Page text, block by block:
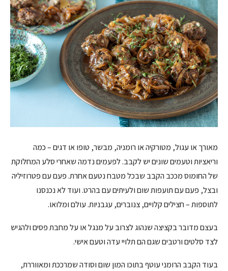
מאורך או עגול, מטורקיה או רומניה, מבשר, טופו או דגים – כמה
וריאציות וטעמים שונים יש לקבב. לפעמים נדמה שאחרי סלע המחלוקת
של החומוס מככב הקבב שבכל מטבח נטעם אחרת. פעם עם פטרוזיליה
ובצל, פעם עם תועפות שום ולעיתים עם בהרט. ועוד לא נכנסנו
לתוספות – חצילים קלויים, צנוברים, עגבניות. עולם ומלואו.
בעצם מדובר בקציצה שנהוג לצרוב על מנגל או על מחבת פסים ולהגיש
לצד סלטים ורטבים שגם הם תלויי עדה וטעם אישי.
בעוד הקבב הרומני עוטף בתוכו המון שום וסודה שמרככת ומאווררת,